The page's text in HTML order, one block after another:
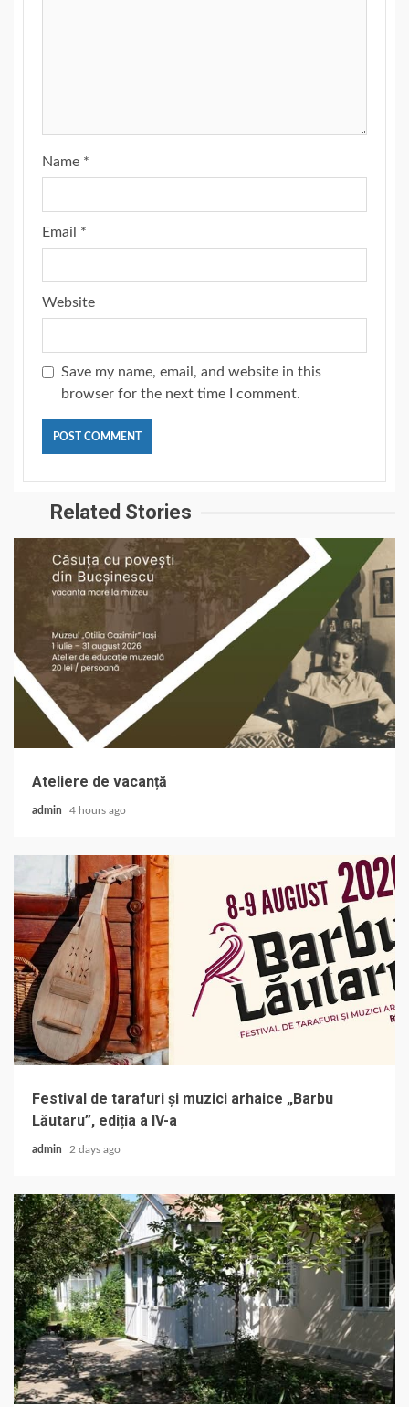
Name *
Email *
Website
Save my name, email, and website in this
browser for the next time I comment.
Related Stories
Ateliere de vacanță
admin 4 hours ago
Festival de tarafuri și muzici arhaice „Barbu
Lăutaru”, ediția a IV-a
admin 2 days ago